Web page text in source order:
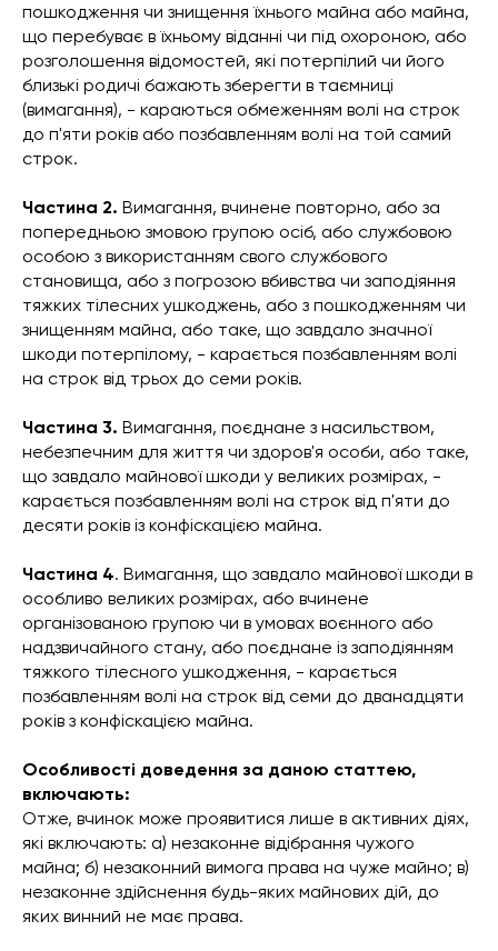
пошкодження чи знищення їхнього майна або майна,
що перебуває в їхньому віданні чи під охороною, або
розголошення відомостей, які потерпілий чи його
близькі родичі бажають зберегти в таємниці
(вимагання), - караються обмеженням волі на строк
до п'яти років або позбавленням волі на той самий
строк.
Частина 2. Вимагання, вчинене повторно, або за
попередньою змовою групою осіб, або службовою
особою з використанням свого службового
становища, або з погрозою вбивства чи заподіяння
тяжких тілесних ушкоджень, або з пошкодженням чи
знищенням майна, або таке, що завдало значної
шкоди потерпілому, - карається позбавленням волі
на строк від трьох до семи років.
Частина 3. Вимагання, поєднане з насильством,
небезпечним для життя чи здоров'я особи, або таке,
що завдало майнової шкоди у великих розмірах, -
карається позбавленням волі на строк від п'яти до
десяти років із конфіскацією майна.
Частина 4. Вимагання, що завдало майнової шкоди в
особливо великих розмірах, або вчинене
організованою групою чи в умовах воєнного або
надзвичайного стану, або поєднане із заподіянням
тяжкого тілесного ушкодження, - карається
позбавленням волі на строк від семи до дванадцяти
років з конфіскацією майна.
Особливості доведення за даною статтею,
включають:
Отже, вчинок може проявитися лише в активних діях,
які включають: а) незаконне відібрання чужого
майна; б) незаконний вимога права на чуже майно; в)
незаконне здійснення будь-яких майнових дій, до
яких винний не має права.